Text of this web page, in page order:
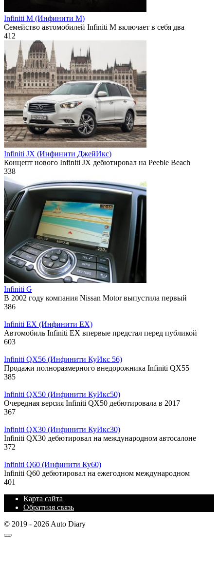
Infiniti M (Инфинити М)
Семейство автомобилей Infiniti M включает в себя два
412
Infiniti JX (Инфинити ДжейИкс)
Концепт нового Infiniti JX дебютировал на Peeble Beach
338
Infiniti G
В 2002 году компания Nissan Motor выпустила первый
386
Infiniti EX (Инфинити ЕХ)
Автомобиль Infiniti EX впервые предстал перед публикой
603
Infiniti QX56 (Инфинити КуИкс 56)
Продажи полноразмерного внедорожника Infiniti QX55
385
Infiniti QX50 (Инфинити КуИкс50)
Очередная версия Infiniti QX50 дебютировала в 2017
367
Infiniti QX30 (Инфинити КуИкс30)
Infiniti QX30 дебютировал на международном автосалоне
372
Infiniti Q60 (Инфинити Ку60)
Infiniti Q60 дебютировал на ежегодном международном
401
Карта сайта
Обратная связь
© 2019 - 2026 Auto Diary